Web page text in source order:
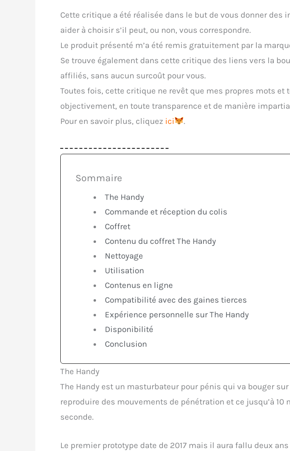
Cette critique a été réalisée dans le but de vous donner des
aider à choisir s’il peut, ou non, vous correspondre.
Le produit présenté m’a été remis gratuitement par la
Se trouve également dans cette critique des liens vers la
affiliés, sans aucun surcoût pour vous.
Toutes fois, cette critique ne revêt que mes propres mots et
objectivement, en toute transparence et de manière
Pour en savoir plus, cliquez ici .
Sommaire
The Handy
Commande et réception du colis
Coffret
Contenu du coffret The Handy
Nettoyage
Utilisation
Contenus en ligne
Compatibilité avec des gaines tierces
Expérience personnelle sur The Handy
Disponibilité
Conclusion
The Handy
The Handy est un masturbateur pour pénis qui va bouger
reproduire des mouvements de pénétration et ce jusqu’à 10
seconde.
Le premier prototype date de 2017 mais il aura fallu deux